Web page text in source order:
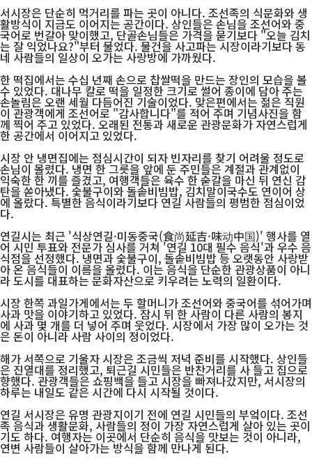
서시장은 단순히 먹거리를 파는 곳이 아니다. 조선족의 식문화와 생
활방식이 지금도 이어지는 공간이다. 상인들은 손님을 조선어와 중
국어로 번갈아 맞이했고, 단골손님들은 가격을 묻기보다 "오늘 김치
는 잘 익었나요?"부터 물었다. 물건을 사고파는 시장이라기보다 동
네 사람들의 일상이 오가는 사랑방에 가까웠다.
한 떡집에서는 수십 년째 손으로 찹쌀떡을 만드는 장인의 모습을 볼
수 있었다. 대나무 칼로 떡을 일정한 크기로 썰어 종이에 담아 주는
손놀림은 오랜 세월 다듬어진 기술이었다. 맞은편에서는 젊은 직원
이 관광객에게 조선어로 "감사합니다"를 적어 주며 기념사진을 함
께 찍어 주고 있었다. 오래된 전통과 새로운 관광문화가 자연스럽게
한 공간에서 이어지고 있었다.
시장 안 냉면집에는 점심시간이 되자 빈자리를 찾기 어려울 정도로
손님이 몰렸다. 냉면 한 그릇을 앞에 둔 주민들은 계절과 관계없이
익숙한 한 끼를 즐겼고, 여행객들은 육수 한 숟갈을 마신 뒤 연신 감
탄을 쏟아냈다. 숯불구이와 돌솥비빔밥, 김치말이국수도 연이어 상
에 올랐다. 특별한 음식이라기보다 연길 사람들의 평범한 점심이었
다.
연길시는 최근 '식상연길·미동중국(食尚延吉·味动中国)' 행사를 열
어 시민 투표와 전문가 심사를 거쳐 '연길 10대 필수 음식'과 우수 음
식점을 선정했다. 냉면과 숯불구이, 돌솥비빔밥 등 오랫동안 사랑받
아 온 음식들이 이름을 올렸다. 이는 음식을 단순한 관광상품이 아니
라 도시를 대표하는 문화자산으로 키우려는 노력의 일환이다.
시장 한쪽 과일가게에서는 두 할머니가 조선어와 중국어를 섞어가며
사과 맛을 이야기하고 있었다. 잠시 뒤 한 사람이 다른 사람의 봉지
에 사과 몇 개를 더 넣어 주며 웃었다. 시장에서 가장 많이 오가는 것
은 돈이 아니라 사람 사이의 정이었다.
해가 서쪽으로 기울자 시장은 조금씩 저녁 준비를 시작했다. 상인들
은 진열대를 정리했고, 퇴근길 시민들은 반찬거리를 사 들고 집으로
향했다. 관광객들은 쇼핑백을 들고 시장을 빠져나갔지만, 서시장의
하루는 내일도 같은 시간에 다시 시작될 것이다.
연길 서시장은 유명 관광지이기 전에 연길 시민들의 부엌이다. 조선
족 음식과 생활문화, 사람들의 정이 가장 자연스럽게 살아 있는 곳이
기도 하다. 여행자는 이곳에서 단순히 음식을 맛보는 것이 아니라,
연변 사람들이 살아가는 방식을 함께 만나게 된다.